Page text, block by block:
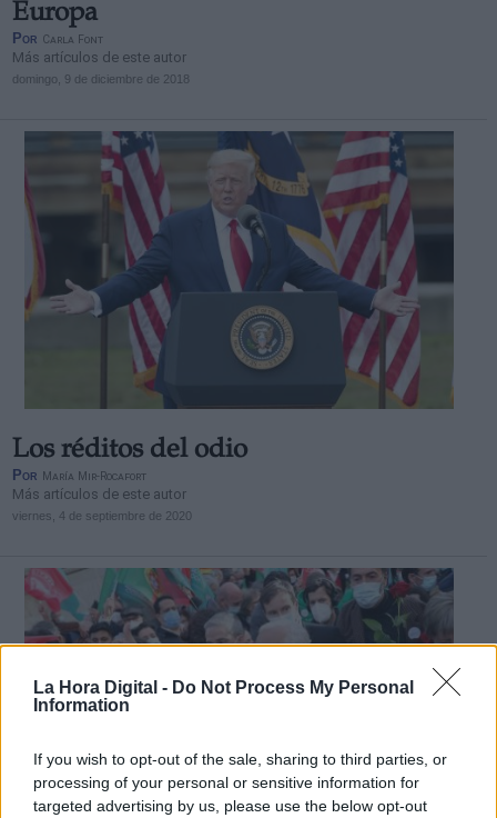
La Hora Digital - Do Not Process My Personal
Information
If you wish to opt-out of the sale, sharing to third parties, or
processing of your personal or sensitive information for
targeted advertising by us, please use the below opt-out
Europa
Por Carla Font
Más artículos de este autor
domingo, 9 de diciembre de 2018
Los réditos del odio
Por María Mir-Rocafort
Más artículos de este autor
viernes, 4 de septiembre de 2020
Información adicional
link